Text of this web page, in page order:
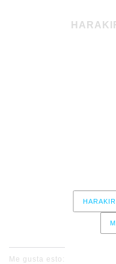
Me gusta esto: